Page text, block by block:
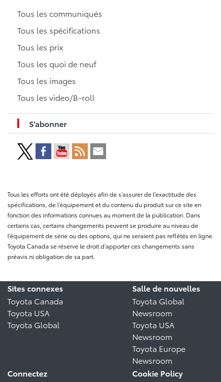
Tous les communiqués
Tous les spécifications
Tous les prix
Tous les quoi de neuf
Tous les images
Tous les video/B-roll
S’abonner
Tous les efforts ont été déployés afin de s’assurer de l’exactitude des
spécifications, de l’équipement et du contenu du produit sur ce site en
fonction des informations connues au moment de la publication. Dans
certains cas, certains changements peuvent se produire au niveau de
l’équipement de série ou des options, qui ne seraient pas reflétés en ligne.
Toyota Canada se réserve le droit d’apporter ces changements sans
préavis ni obligation de sa part.
Sites connexes
Toyota Canada
Toyota USA
Toyota Global
Salle de nouvelles
Toyota Global
Newsroom
Toyota USA
Newsroom
Toyota Europe
Newsroom
Connectez
Cookie Policy